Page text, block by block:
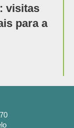
visitas
para a